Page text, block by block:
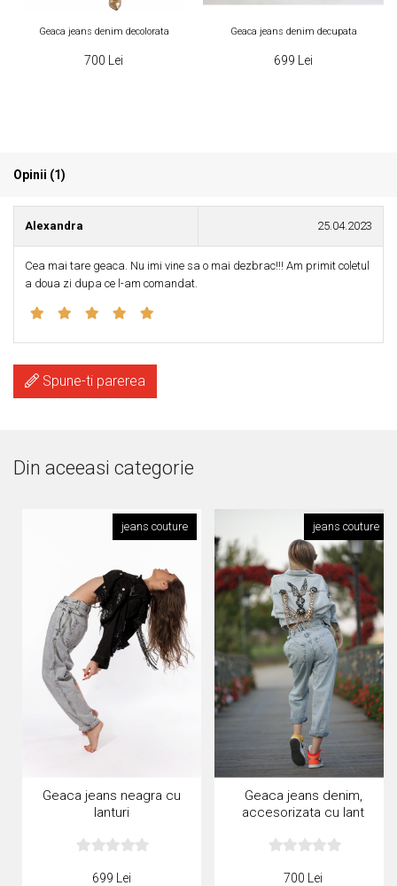
Geaca jeans denim decolorata
700 Lei
Geaca jeans denim decupata
699 Lei
Opinii (1)
Alexandra 25.04.2023
Cea mai tare geaca. Nu imi vine sa o mai dezbrac!!! Am primit coletul
a doua zi dupa ce l-am comandat.
Spune-ti parerea
Din aceeasi categorie
jeans couture
Geaca jeans neagra cu
lanturi
699 Lei
jeans couture
Geaca jeans denim,
accesorizata cu lant
supradimensionate
700 Lei